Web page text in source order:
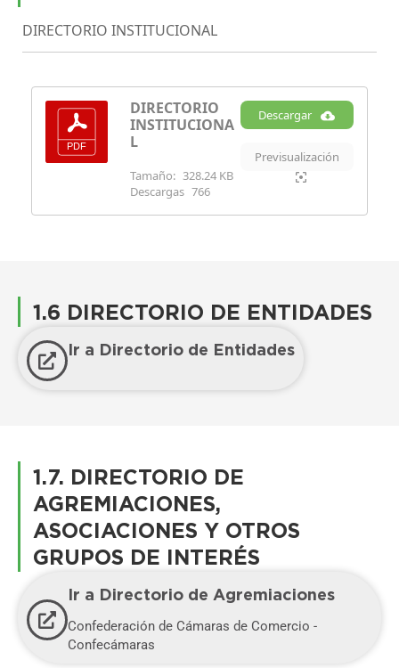
DIRECTORIO INSTITUCIONAL
DIRECTORIO
INSTITUCIONA
L
Tamaño: 328.24 KB
Descargas 766
Descargar
Previsualización
1.6 DIRECTORIO DE ENTIDADES
Ir a Directorio de Entidades
1.7. DIRECTORIO DE
AGREMIACIONES,
ASOCIACIONES Y OTROS
GRUPOS DE INTERÉS
Ir a Directorio de Agremiaciones
Confederación de Cámaras de Comercio -
Confecámaras